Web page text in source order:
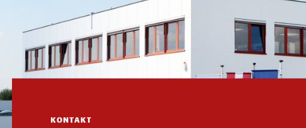
KONTAKT